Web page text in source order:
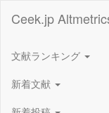
Ceek.jp
文献ランキング
新着文献